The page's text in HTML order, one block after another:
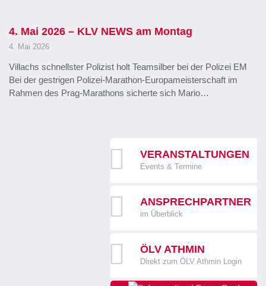
4. Mai 2026 – KLV NEWS am Montag
4. Mai 2026
Villachs schnellster Polizist holt Teamsilber bei der Polizei EM
Bei der gestrigen Polizei-Marathon-Europameisterschaft im
Rahmen des Prag-Marathons sicherte sich Mario…
VERANSTALTUNGEN
Events & Termine
ANSPRECHPARTNER
im Überblick
ÖLV ATHMIN
Direkt zum ÖLV Athmin Login